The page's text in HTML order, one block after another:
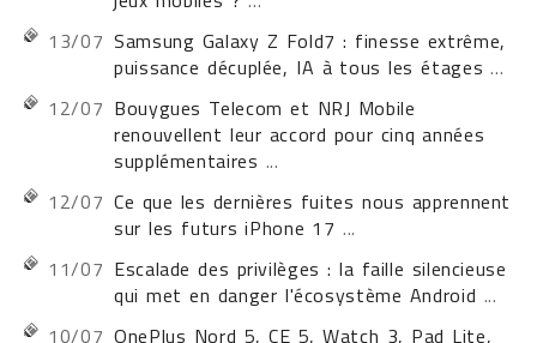
13/07 Samsung Galaxy Z Fold7 : finesse extrême,
puissance décuplée, IA à tous les étages...
12/07 Bouygues Telecom et NRJ Mobile
renouvellent leur accord pour cinq années
supplémentaires ...
12/07 Ce que les dernières fuites nous apprennent
sur les futurs iPhone 17 ...
11/07 Escalade des privilèges : la faille silencieuse
qui met en danger l'écosystème Android ...
10/07 OnePlus Nord 5, CE 5, Watch 3, Pad Lite,